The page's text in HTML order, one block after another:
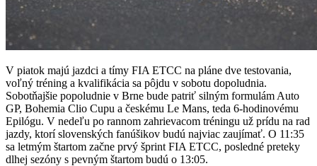
V piatok majú jazdci a tímy FIA ETCC na pláne dve testovania,
voľný tréning a kvalifikácia sa pôjdu v sobotu dopoludnia.
Sobotňajšie popoludnie v Brne bude patriť silným formulám Auto
GP, Bohemia Clio Cupu a českému Le Mans, teda 6-hodinovému
Epilógu. V nedeľu po rannom zahrievacom tréningu už prídu na rad
jazdy, ktorí slovenských fanúšikov budú najviac zaujímať. O 11:35
sa letmým štartom začne prvý šprint FIA ETCC, posledné preteky
dlhej sezóny s pevným štartom budú o 13:05.